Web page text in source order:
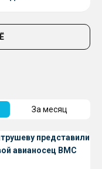
За месяц
представили
авианосец ВМС